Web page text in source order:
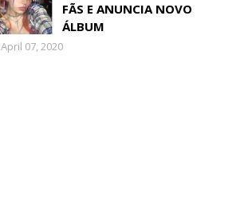
FÃS E ANUNCIA NOVO
ÁLBUM
April 07, 2020